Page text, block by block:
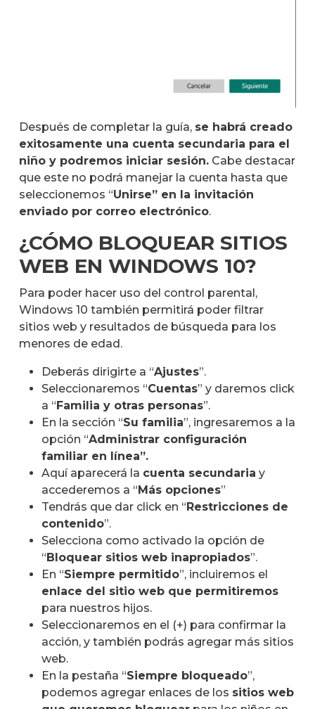
Después de completar la guía, se habrá creado
exitosamente una cuenta secundaria para el
niño y podremos iniciar sesión. Cabe destacar
que este no podrá manejar la cuenta hasta que
seleccionemos “Unirse” en la invitación
enviado por correo electrónico.
¿CÓMO BLOQUEAR SITIOS
WEB EN WINDOWS 10?
Para poder hacer uso del control parental,
Windows 10 también permitirá poder filtrar
sitios web y resultados de búsqueda para los
menores de edad.
Deberás dirigirte a “Ajustes”.
Seleccionaremos “Cuentas” y daremos click
a “ Familia y otras personas”.
En la sección “Su familia”, ingresaremos a la
opción “Administrar configuración
familiar en línea”.
Aquí aparecerá la cuenta secundaria y
accederemos a “ Más opciones”
Tendrás que dar click en “ Restricciones de
contenido”.
Selecciona como activado la opción de
“ Bloquear sitios web inapropiados”.
En “Siempre permitido”, incluiremos el
enlace del sitio web que permitiremos
para nuestros hijos.
Seleccionaremos en el (+) para confirmar la
acción, y también podrás agregar más sitios
web.
En la pestaña “Siempre bloqueado”,
podemos agregar enlaces de los sitios web